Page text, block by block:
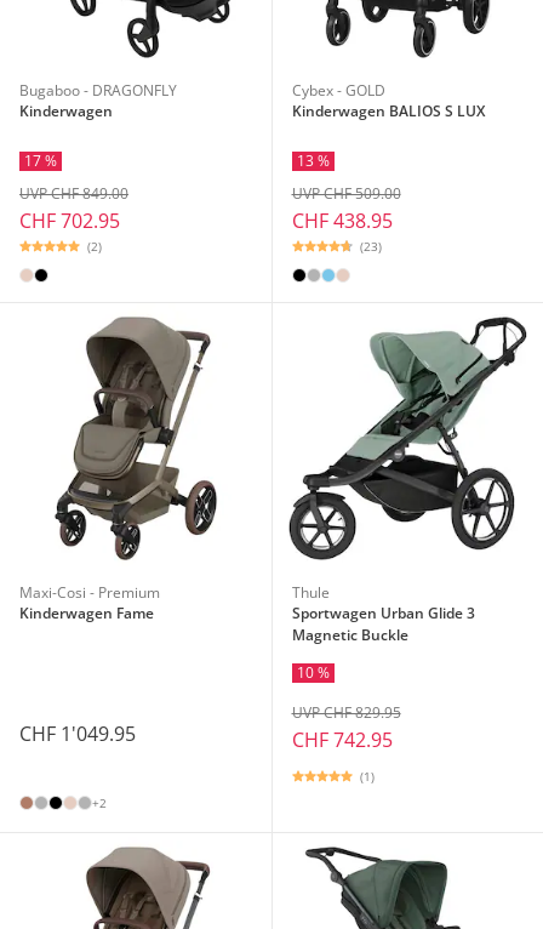
Bugaboo - DRAGONFLY
Kinderwagen
17 %
CHF 702.95
UVP CHF 849.00
(2)
Cybex - GOLD
Kinderwagen BALIOS S LUX
13 %
CHF 438.95
UVP CHF 509.00
(23)
Maxi-Cosi - Premium
Kinderwagen Fame
CHF 1'049.95
+2
Thule
Sportwagen Urban Glide 3
Magnetic Buckle
10 %
CHF 742.95
UVP CHF 829.95
(1)